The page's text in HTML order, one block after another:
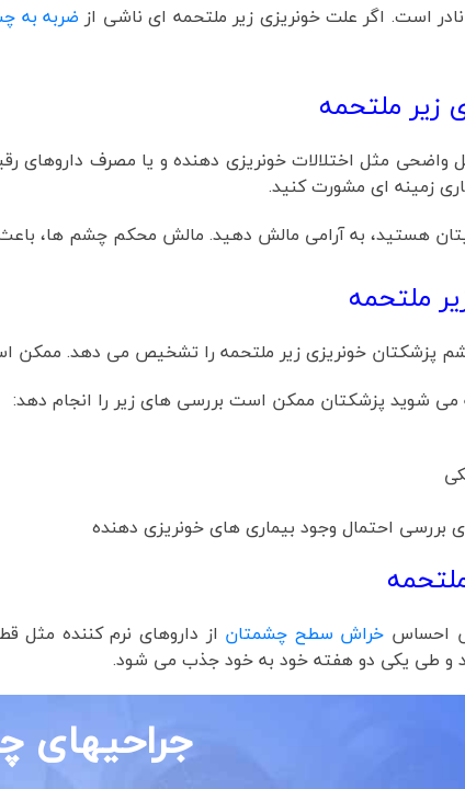
است. اگر علت خونریزی زیر ملتحمه ای ناشی از ضربه به
زیر ملتحمه
واضحی مثل اختلالات خونریزی دهنده و یا مصرف
زمینه ای مشورت کنید.
هستید، به آرامی مالش دهید. مالش محکم چشم ها،
ملتحمه
پزشکتان خونریزی زیر ملتحمه را تشخیص می دهد. ممکن
می شوید پزشکتان ممکن است بررسی های زیر را انجام دهد:
بررسی احتمال وجود بیماری های خونریزی دهنده
احساس خراش سطح چشمتان از داروهای نرم کننده
و طی یکی دو هفته خود به خود جذب می شود.
جراحیهای